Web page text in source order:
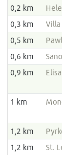
0,2 km
0,3 km
0,5 km
0,6 km
0,9 km
1 km
1,2 km
1,2 km
St.